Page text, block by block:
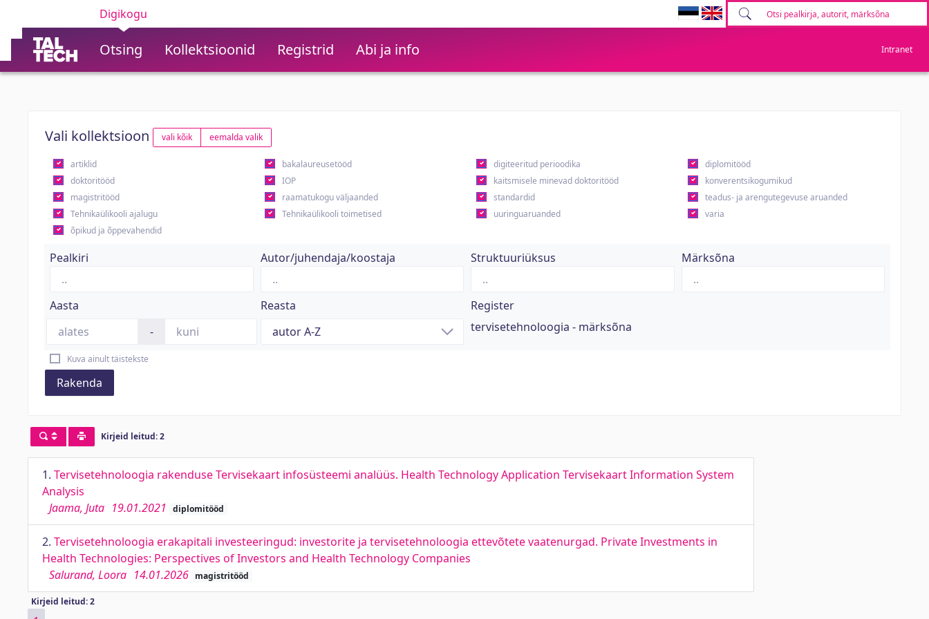
Digikogu
Otsing Kollektsioonid Registrid Abi ja info Intranet
Vali kollektsioon vali kõik eemalda valik
artiklid bakalaureusetööd digiteeritud perioodika
diplomitööd
doktoritööd
IOP kaitsmisele minevad doktoritööd
konverentsikogumikud
magistritööd
raamatukogu väljaanded standardid
teadus- ja arengutegevuse aruanded
Tehnikaülikooli ajalugu
Tehnikaülikooli toimetised uuringuaruanded
varia
õpikud ja õppevahendid
Pealkiri Autor/juhendaja/koostaja Struktuuriüksus Märksõna
Aasta
-
Reasta
Register
tervisetehnoloogia - märksõna
Kuva ainult täistekste
Rakenda
Kirjeid leitud: 2
1. Tervisetehnoloogia rakenduse Tervisekaart infosüsteemi analüüs. Health Technology Application Tervisekaart Information System
Analysis
Jaama, Juta 19.01.2021 diplomitööd
2. Tervisetehnoloogia erakapitali investeeringud: investorite ja tervisetehnoloogia ettevõtete vaatenurgad. Private Investments in
Health Technologies: Perspectives of Investors and Health Technology Companies
Salurand, Loora 14.01.2026 magistritööd
Kirjeid leitud: 2